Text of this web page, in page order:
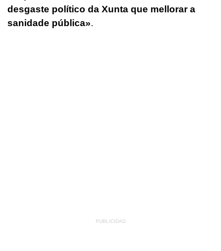
desgaste político da Xunta que mellorar a
sanidade pública».